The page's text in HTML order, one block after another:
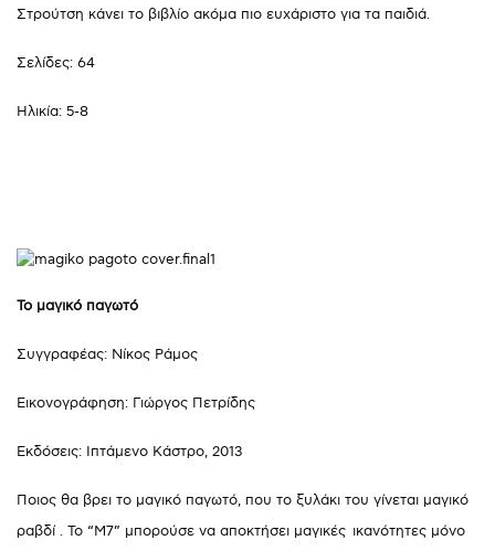
Στρούτση κάνει το βιβλίο ακόμα πιο ευχάριστο για τα παιδιά.
Σελίδες: 64
Ηλικία: 5-8
Το μαγικό παγωτό
Συγγραφέας: Νίκος Ράμος
Εικονογράφηση: Γιώργος Πετρίδης
Εκδόσεις: Ιπτάμενο Κάστρο, 2013
Ποιος θα βρει το μαγικό παγωτό, που το ξυλάκι του γίνεται μαγικό
ραβδί . Το “Μ7” μπορούσε να αποκτήσει μαγικές ικανότητες μόνο